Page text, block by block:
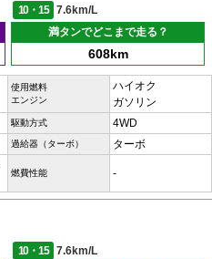
10・15
7.6km/L
満タンでどこまで走る？
608km
使用燃料
エンジン
ハイオク
ガソリン
駆動方式 4WD
過給器（ターボ） ターボ
燃費性能 -
10・15
7.6km/L